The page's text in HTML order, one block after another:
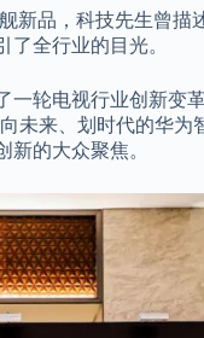
新品，科技先生曾描
全行业的目光。
轮电视行业创新变
未来、划时代的华
的大众聚焦。